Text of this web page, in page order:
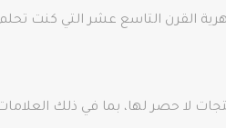
القرن التاسع عشر التي كنت
حصر لها، بما في ذلك العلامات